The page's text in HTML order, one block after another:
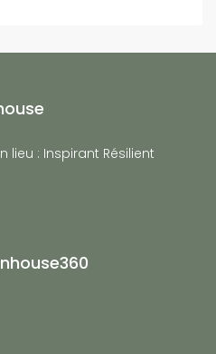
lieu : Inspirant Résilient